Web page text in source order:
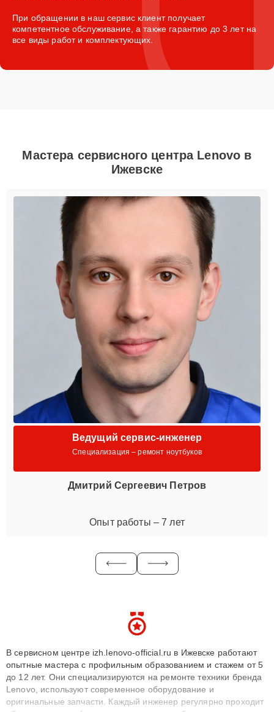
При обращении в наш сервис клиент получает
компетентное обслуживание, а также гарантию до 3 лет на
все виды работ и комплектующих.
Мастера сервисного центра Lenovo в
Ижевске
Ведущий сервис-инженер
Специализация – ремонт ноутбуков
Дмитрий Сергеевич Петров
Опыт работы – 7 лет
В сервисном центре izh.lenovo-official.ru в Ижевске работают
опытные мастера с профильным образованием и стажем от 5
до 12 лет. Они специализируются на ремонте техники бренда
Lenovo, используют современное оборудование и
оригинальные запчасти. Каждый инженер регулярно проходит